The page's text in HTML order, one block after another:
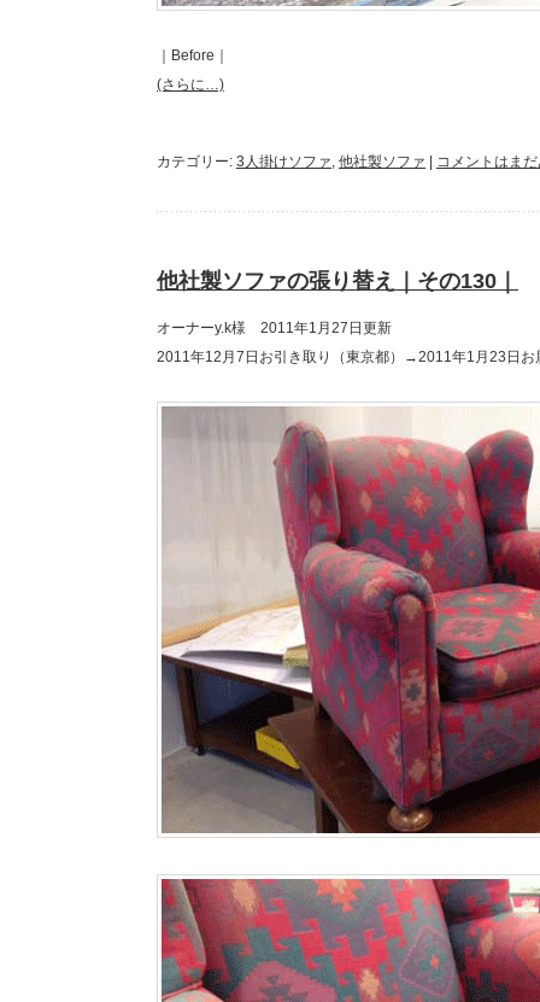
｜Before｜
(さらに…)
カテゴリー: 3人掛けソファ, 他社製ソファ コメントはま
他社製ソファの張り替え｜その130｜
オーナーy.k様 2011年1月27日更新
2011年12月7日お引き取り（東京都）→2011年1月23日お